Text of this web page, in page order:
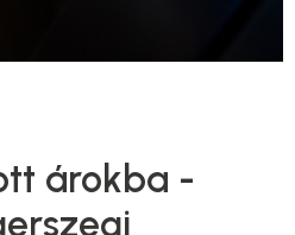
árokba -